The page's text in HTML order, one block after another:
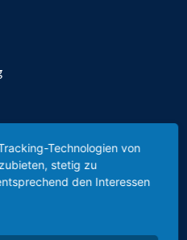
Technologien von
stetig zu
den Interessen